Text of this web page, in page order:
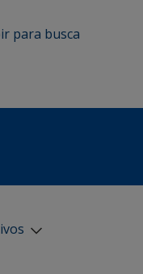
ir para busca